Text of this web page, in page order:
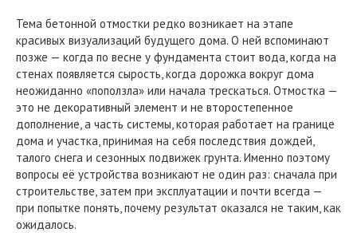
Тема бетонной отмостки редко возникает на этапе
красивых визуализаций будущего дома. О ней вспоминают
позже — когда по весне у фундамента стоит вода, когда на
стенах появляется сырость, когда дорожка вокруг дома
неожиданно «поползла» или начала трескаться. Отмостка —
это не декоративный элемент и не второстепенное
дополнение, а часть системы, которая работает на границе
дома и участка, принимая на себя последствия дождей,
талого снега и сезонных подвижек грунта. Именно поэтому
вопросы её устройства возникают не один раз: сначала при
строительстве, затем при эксплуатации и почти всегда —
при попытке понять, почему результат оказался не таким, как
ожидалось.